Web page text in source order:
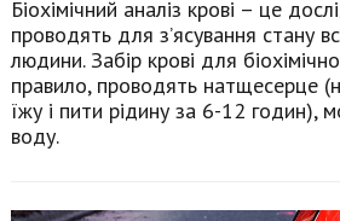
Біохімічний аналіз крові – це
проводять для з’ясування стану
людини. Забір крові для
правило, проводять натщесерце
їжу і пити рідину за 6-12 годин),
воду.